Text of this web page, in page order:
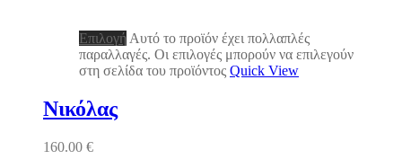
Επιλογή Αυτό το προϊόν έχει πολλαπλές
παραλλαγές. Οι επιλογές μπορούν να επιλεγούν
στη σελίδα του προϊόντος Quick View
Νικόλας
160.00 €